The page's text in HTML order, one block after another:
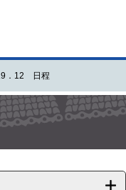
．12 日程